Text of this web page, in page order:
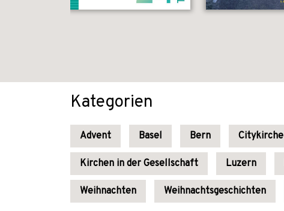
Kategorien
Advent Basel Bern Citykirche
Kirchen in der Gesellschaft Luzern
Weihnachten Weihnachtsgeschichten